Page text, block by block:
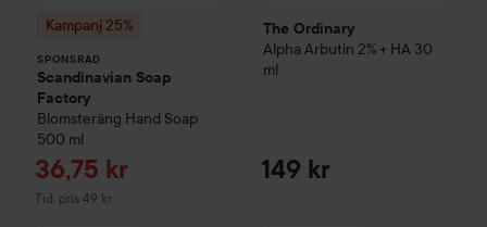
Kampanj 25%
SPONSRAD
Scandinavian Soap
Factory
Blomsteräng Hand Soap
500 ml
Reapris
36,75 kr
Tid. pris 49 kr
Tidigare pris 49 kr
The Ordinary
Alpha Arbutin 2% + HA 30
ml
149 kr